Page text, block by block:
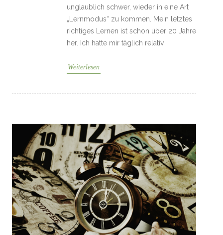
unglaublich schwer, wieder in eine Art
„Lernmodus“ zu kommen. Mein letztes
richtiges Lernen ist schon über 20 Jahre
her. Ich hatte mir täglich relativ
Weiterlesen